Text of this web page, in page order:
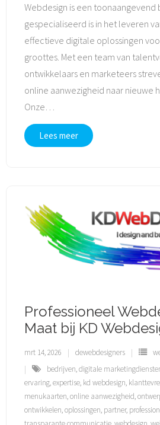
Webdesign is een toonaangevend
gespecialiseerd is in het leveren
effectieve digitale oplossingen
groottes. Met een team van
ontwikkelaars en marketeers
online aanwezigheid naar nieuwe
Onze
Lees meer
Professioneel
Maat bij KD
mrt 14, 2026 dewebdesigners
bedrijven,digitale
ervaring,expertise, kd webdesign,
menukaarten,online aanwezigheid,
ontwikkelen,oplossingen, partner,